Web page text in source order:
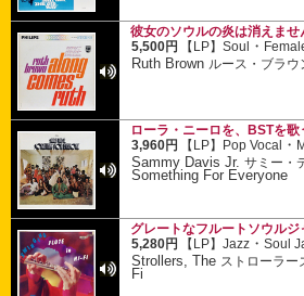
彼女のソウルの炎は消えませ
5,500円
【LP】Soul ・
Ruth Brown ルース・ブラウ
ローラ・ニーロを、BSTを歌
3,960円
【LP】 Pop Vocal ・
Sammy Davis Jr.サミー・
Something For Everyone
グレートなフルートソウルジ
5,280円
【LP】Jazz ・Soul
Strollers, The ストローラー
Fi